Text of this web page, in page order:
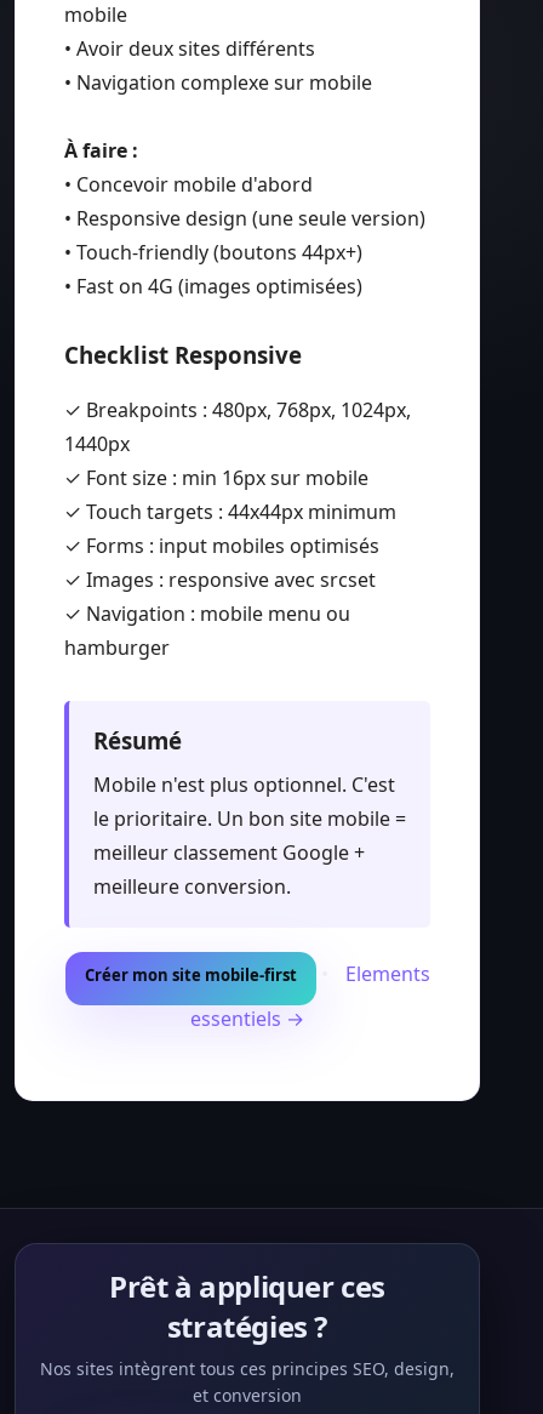
mobile
• Avoir deux sites différents
• Navigation complexe sur mobile
À faire :
• Concevoir mobile d'abord
• Responsive design (une seule version)
• Touch-friendly (boutons 44px+)
• Fast on 4G (images optimisées)
Checklist Responsive
✓ Breakpoints : 480px, 768px, 1024px,
1440px
✓ Font size : min 16px sur mobile
✓ Touch targets : 44x44px minimum
✓ Forms : input mobiles optimisés
✓ Images : responsive avec srcset
✓ Navigation : mobile menu ou
hamburger
Résumé
Mobile n'est plus optionnel. C'est
le prioritaire. Un bon site mobile =
meilleur classement Google +
meilleure conversion.
Créer mon site mobile-first •
Elements
essentiels →
Prêt à appliquer ces
stratégies ?
Nos sites intègrent tous ces principes SEO, design,
et conversion